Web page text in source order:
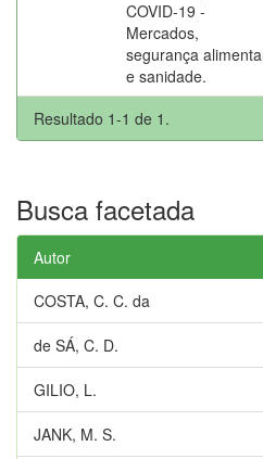
COVID-19 -
Mercados,
segurança
e sanidade.
Resultado 1-1 de 1.
Busca facetada
Autor
COSTA, C. C. da
de SÁ, C. D.
GILIO, L.
JANK, M. S.